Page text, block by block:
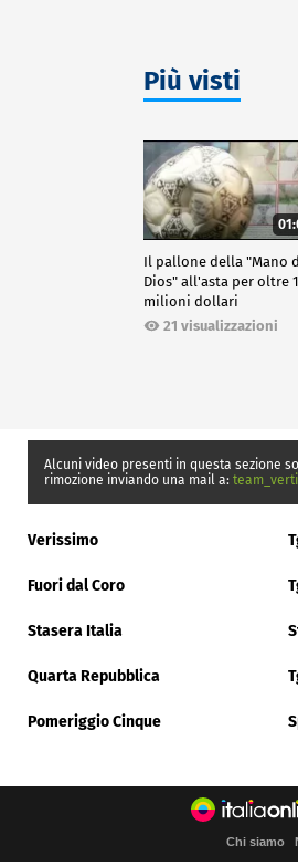
Più visti
Il pallone della "Mano
Dios" all'asta per oltre
milioni dollari
21 visualizzazioni
Alcuni video presenti in questa sezione
rimozione inviando una mail a:
Verissimo
Fuori dal Coro
Stasera Italia
Quarta Repubblica
Pomeriggio Cinque
Chi siamo